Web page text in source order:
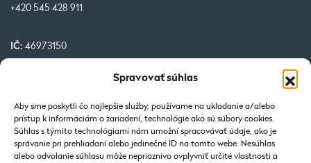
Spravovať súhlas
Aby sme poskytli čo najlepšie služby, používame na ukladanie a/alebo
prístup k informáciám o zariadení, technológie ako sú súbory cookies.
Súhlas s týmito technológiami nám umožní spracovávať údaje, ako je
správanie pri prehliadaní alebo jedinečné ID na tomto webe. Nesúhlas
alebo odvolanie súhlasu môže nepriaznivo ovplyvniť určité vlastnosti a
+420 545 428 911
IČ: 46973150
CZ32 0800 0000 0000 0951 3312
BIC:GIBA CZ PX
Naše projekty spolufinancované EU